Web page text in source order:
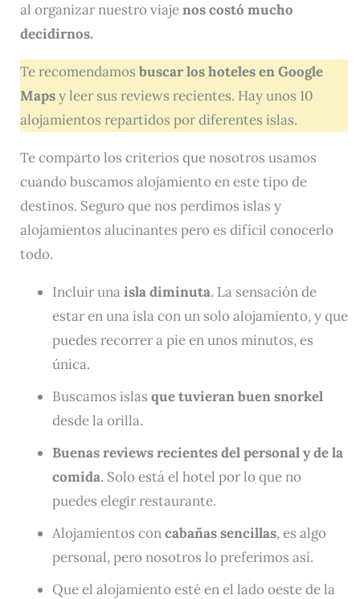
al organizar nuestro viajenos costó mucho
decidirnos.
Te recomendamos buscar los hoteles en Google
Mapsy leer sus reviews recientes. Hay unos 10
alojamientos repartidos por diferentes islas.
Te comparto los criterios que nosotros usamos
cuando buscamos alojamiento en este tipo de
destinos. Seguro que nos perdimos islas y
alojamientos alucinantes pero es difícil conocerlo
todo.
Incluir unaisla diminuta. La sensación de
estar en una isla con un solo alojamiento, y que
puedes recorrer a pie en unos minutos, es
única.
Buscamos islas que tuvieran buen snorkel
desde la orilla.
Buenas reviews recientes del personal y de la
comida. Solo está el hotel por lo que no
puedes elegir restaurante.
Alojamientos concabañas sencillas, es algo
personal, pero nosotros lo preferimos así.
Que el alojamiento esté en el lado oeste de la